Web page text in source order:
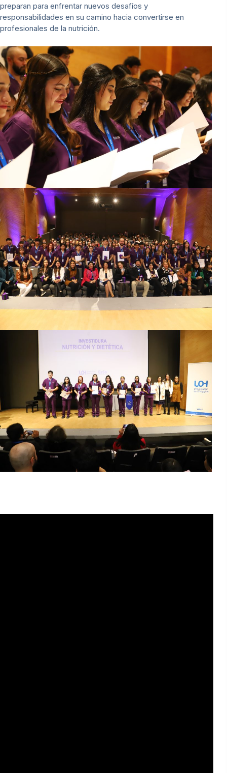
preparan para enfrentar nuevos desafíos y
responsabilidades en su camino hacia convertirse en
profesionales de la nutrición.